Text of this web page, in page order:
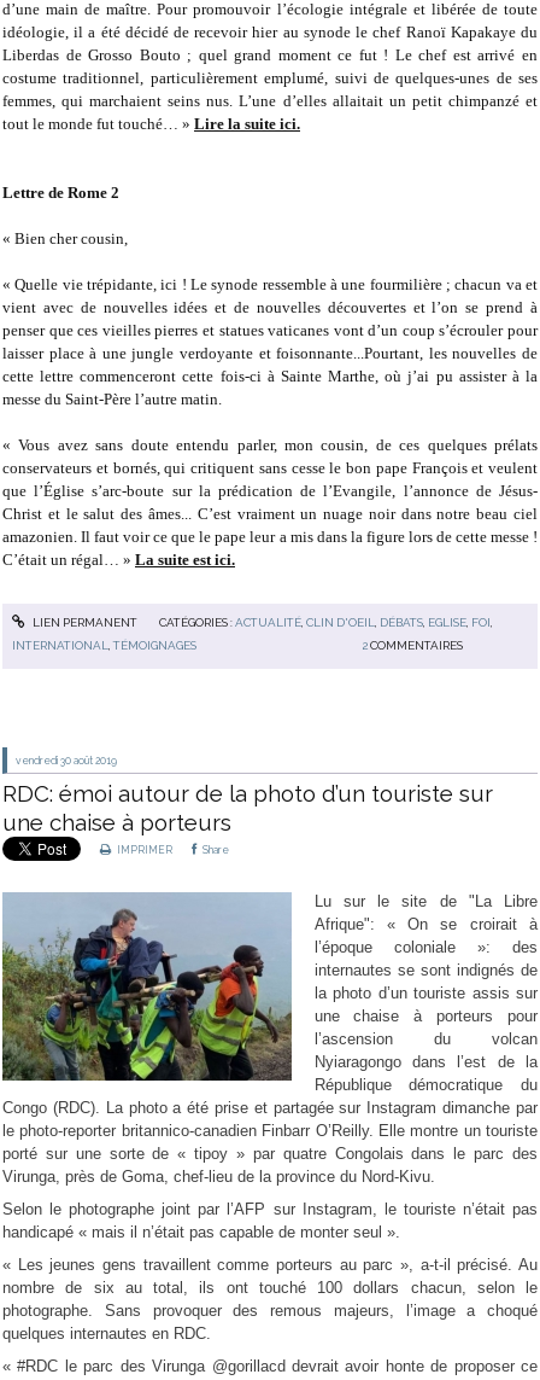
d’une main de maître. Pour promouvoir l’écologie intégrale et libérée de toute
idéologie, il a été décidé de recevoir hier au synode le chef Ranoï Kapakaye du
Liberdas de Grosso Bouto ; quel grand moment ce fut ! Le chef est arrivé en
costume traditionnel, particulièrement emplumé, suivi de quelques-unes de ses
femmes, qui marchaient seins nus. L’une d’elles allaitait un petit chimpanzé et
tout le monde fut touché… » Lire la suite ici.
Lettre de Rome 2
« Bien cher cousin,
« Quelle vie trépidante, ici ! Le synode ressemble à une fourmilière ; chacun va et
vient avec de nouvelles idées et de nouvelles découvertes et l’on se prend à
penser que ces vieilles pierres et statues vaticanes vont d’un coup s’écrouler pour
laisser place à une jungle verdoyante et foisonnante...Pourtant, les nouvelles de
cette lettre commenceront cette fois-ci à Sainte Marthe, où j’ai pu assister à la
messe du Saint-Père l’autre matin.
« Vous avez sans doute entendu parler, mon cousin, de ces quelques prélats
conservateurs et bornés, qui critiquent sans cesse le bon pape François et veulent
que l’Église s’arc-boute sur la prédication de l’Evangile, l’annonce de Jésus-
Christ et le salut des âmes... C’est vraiment un nuage noir dans notre beau ciel
amazonien. Il faut voir ce que le pape leur a mis dans la figure lors de cette messe !
C’était un régal… » La suite est ici.
LIEN PERMANENT CATÉGORIES :ACTUALITÉ, CLIN D'OEIL DÉBATS, EGLISE, FOI
INTERNATIONAL
,TÉMOIGNAGES 2 COMMENTAIRES
vendredi 30 août 2019
RDC: émoi autour de la photo d’un touriste sur
une chaise à porteurs
IMPRIMER Share
Lu sur le site de "La Libre
Afrique": « On se croirait à
l’époque coloniale »: des
internautes se sont indignés de
la photo d’un touriste assis sur
une chaise à porteurs pour
l’ascension du volcan
Nyiaragongo dans l’est de la
République démocratique du
Congo (RDC). La photo a été prise et partagée sur Instagram dimanche par
le photo-reporter britannico-canadien Finbarr O’Reilly. Elle montre un touriste
porté sur une sorte de « tipoy » par quatre Congolais dans le parc des
Virunga, près de Goma, chef-lieu de la province du Nord-Kivu.
Selon le photographe joint par l’AFP sur Instagram, le touriste n’était pas
handicapé « mais il n’était pas capable de monter seul ».
« Les jeunes gens travaillent comme porteurs au parc », a-t-il précisé. Au
nombre de six au total, ils ont touché 100 dollars chacun, selon le
photographe. Sans provoquer des remous majeurs, l’image a choqué
quelques internautes en RDC.
« #RDC le parc des Virunga @gorillacd devrait avoir honte de proposer ce